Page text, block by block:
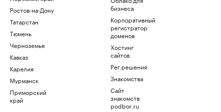
Ростов-на-Дону
Татарстан
Тюмень
Черноземье
Кавказ
Карелия
Мурманск
Приморский
край
бизнеса
Корпоративный
регистратор
доменов
Хостинг
сайтов
Рег.решения
Знакомства
Сайт
знакомств
podbor.ru